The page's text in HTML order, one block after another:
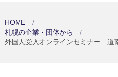
HOME
札幌の企業・団体から
外国人受入オンラインセミナー 道